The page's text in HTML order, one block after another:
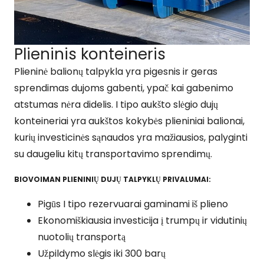
Plieninis konteineris
Plieninė balionų talpykla yra pigesnis ir geras
sprendimas dujoms gabenti, ypač kai gabenimo
atstumas nėra didelis. I tipo aukšto slėgio dujų
konteineriai yra aukštos kokybės plieniniai balionai,
kurių investicinės sąnaudos yra mažiausios, palyginti
su daugeliu kitų transportavimo sprendimų.
BIOVOIMAN PLIENINIŲ DUJŲ TALPYKLŲ PRIVALUMAI:
Pigūs I tipo rezervuarai gaminami iš plieno
Ekonomiškiausia investicija į trumpų ir vidutinių
nuotolių transportą
Užpildymo slėgis iki 300 barų